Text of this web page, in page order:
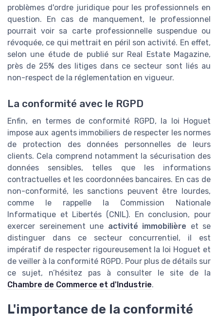
problèmes d'ordre juridique pour les professionnels en
question. En cas de manquement, le professionnel
pourrait voir sa carte professionnelle suspendue ou
révoquée, ce qui mettrait en péril son activité. En effet,
selon une étude de publié sur Real Estate Magazine,
près de 25% des litiges dans ce secteur sont liés au
non-respect de la réglementation en vigueur.
La conformité avec le RGPD
Enfin, en termes de conformité RGPD, la loi Hoguet
impose aux agents immobiliers de respecter les normes
de protection des données personnelles de leurs
clients. Cela comprend notamment la sécurisation des
données sensibles, telles que les informations
contractuelles et les coordonnées bancaires. En cas de
non-conformité, les sanctions peuvent être lourdes,
comme le rappelle la Commission Nationale
Informatique et Libertés (CNIL). En conclusion, pour
exercer sereinement une activité immobilière et se
distinguer dans ce secteur concurrentiel, il est
impératif de respecter rigoureusement la loi Hoguet et
de veiller à la conformité RGPD. Pour plus de détails sur
ce sujet, n’hésitez pas à consulter le site de la
Chambre de Commerce et d'Industrie.
L'importance de la conformité